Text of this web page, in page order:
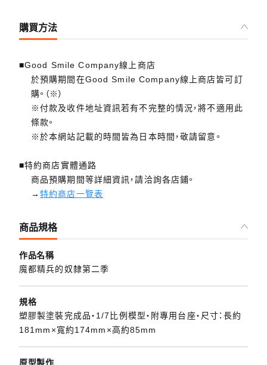
購買方法
■Good Smile Company線上商店
於預購期間在Good Smile Company線上商店皆可訂
購。（※）
※付款及收件地址資訊若有不完整的情況，將不適用此
條款。
※於本網站記載的時間皆為日本時間，敬請留意。
■特約商店實體通路
商品預購期間等詳細資訊，請洽詢各店鋪。
→特約商店一覽表
商品規格
作品名稱
魔都精兵的奴隸第二季
規格
塑膠製塗裝完成品・1/7比例模型・附專用台座・尺寸：長約
181mm×寬約174mm×高約85mm
原型製作